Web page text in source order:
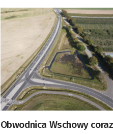
Obwodnica Wschowy